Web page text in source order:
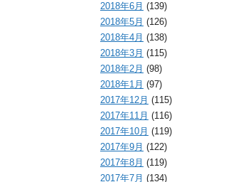
2018年6月 (139)
2018年5月 (126)
2018年4月 (138)
2018年3月 (115)
2018年2月 (98)
2018年1月 (97)
2017年12月 (115)
2017年11月 (116)
2017年10月 (119)
2017年9月 (122)
2017年8月 (119)
2017年7月 (134)